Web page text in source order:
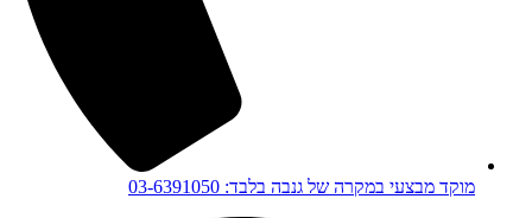
מוקד מבצעי במקרה של גנבה בלבד: 03-6391050